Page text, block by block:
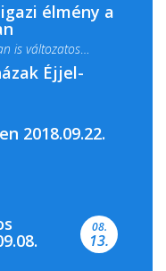
és közös...
élmény a
is változatos
Éjjel-
várja a
2018.09.22.
08.
13.